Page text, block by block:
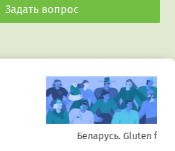
Задать вопрос
Беларусь. Gluten free